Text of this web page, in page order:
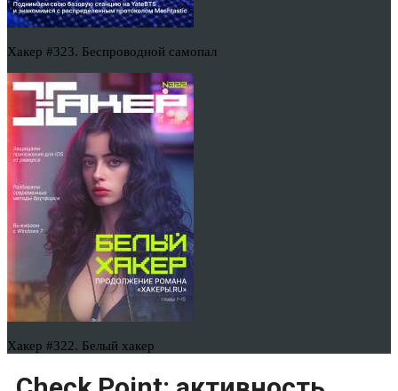
Хакер #323. Беспроводной самопал
Хакер #322. Белый хакер